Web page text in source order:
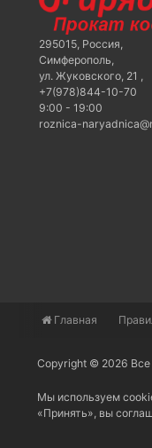
295015 Россия
Симферополь
ул. Жуковского, 21
+7(978)844-10-70
9:00 - 19:00
roznica-
Главная
Copyright © 2026
Мы используем
«Принять», вы